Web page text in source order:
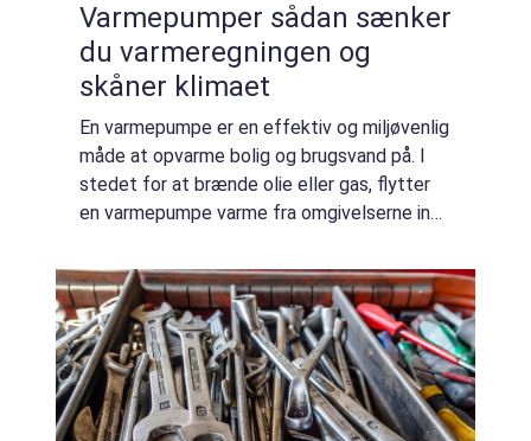
Varmepumper sådan sænker
du varmeregningen og
skåner klimaet
En varmepumpe er en effektiv og miljøvenlig
måde at opvarme bolig og brugsvand på. I
stedet for at brænde olie eller gas, flytter
en varmepumpe varme fra omgivelserne ind i
processen, men leverer ofte tre til fire...